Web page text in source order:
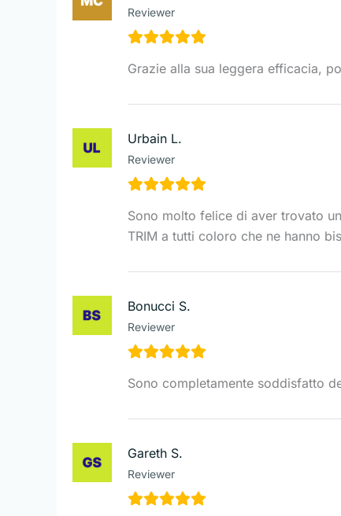
Reviewer
Grazie alla sua leggera efficacia,
Urbain L.
Reviewer
Sono molto felice di aver trovato
TRIM a tutti coloro che ne hanno
Bonucci S.
Reviewer
Sono completamente soddisfatto
Gareth S.
Reviewer